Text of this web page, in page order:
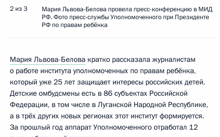
2 из 3
Мария Львова-Белова провела пресс-конференцию в МИД
РФ. Фото пресс-службы Уполномоченного при Президенте
РФ по правам ребёнка
Мария Львова-Белова кратко рассказала журналистам
о работе института уполномоченных по правам ребёнка,
который уже 25 лет защищает интересы российских детей.
Детские омбудсмены есть в 86 субъектах Российской
Федерации, в том числе в Луганской Народной Республике,
а в трёх других новых регионах этот институт формируется.
За прошлый год аппарат Уполномоченного отработал 12